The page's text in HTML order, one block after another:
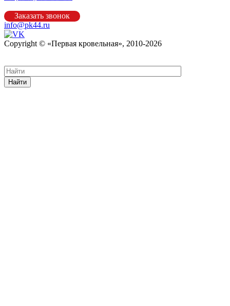
Заказать звонок
info@pk44.ru
Copyright © «Первая кровельная», 2010-2026
Найти